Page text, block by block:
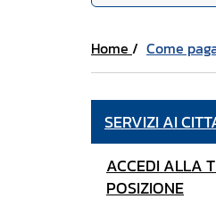
Home Come
SERVIZI AI
ACCEDI ALLA
POSIZIONE